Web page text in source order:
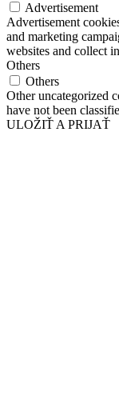
Advertisement
Advertisement
and marketing
websites and collect
Others
Others
Other uncategorized
have not been
ULOŽIŤ A PRIJAŤ